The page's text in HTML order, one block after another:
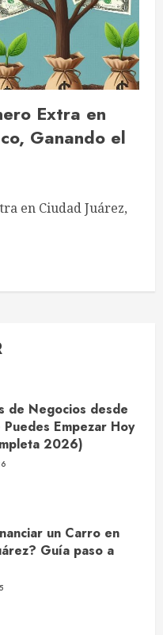
Extra en
Ganando el
en Ciudad Juárez,
de Negocios desde
Puedes Empezar Hoy
2026)
un Carro en
Guía paso a